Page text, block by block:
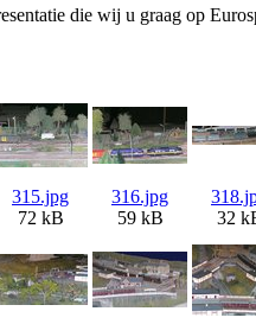
die wij u graag op
315.jpg
72 kB
316.jpg
59 kB
32